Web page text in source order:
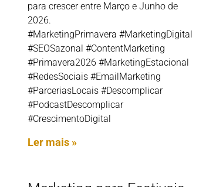
para crescer entre Março e Junho de
2026.
#MarketingPrimavera #MarketingDigital
#SEOSazonal #ContentMarketing
#Primavera2026 #MarketingEstacional
#RedesSociais #EmailMarketing
#ParceriasLocais #Descomplicar
#PodcastDescomplicar
#CrescimentoDigital
Ler mais »